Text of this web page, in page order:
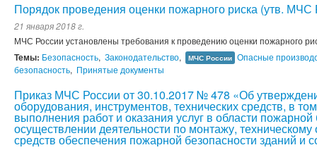
Порядок проведения оценки пожарного риска (утв. МЧС
21 января 2018 г.
МЧС России установлены требования к проведению оценки пожарного
Темы: Безопасность, Законодательство, МЧС России Опасные
безопасность, Принятые документы
Приказ МЧС России от 30.10.2017 № 478 «Об
оборудования, инструментов, технических средств, в
выполнения работ и оказания услуг в области пожарной
осуществлении деятельности по монтажу,
средств обеспечения пожарной безопасности зданий и